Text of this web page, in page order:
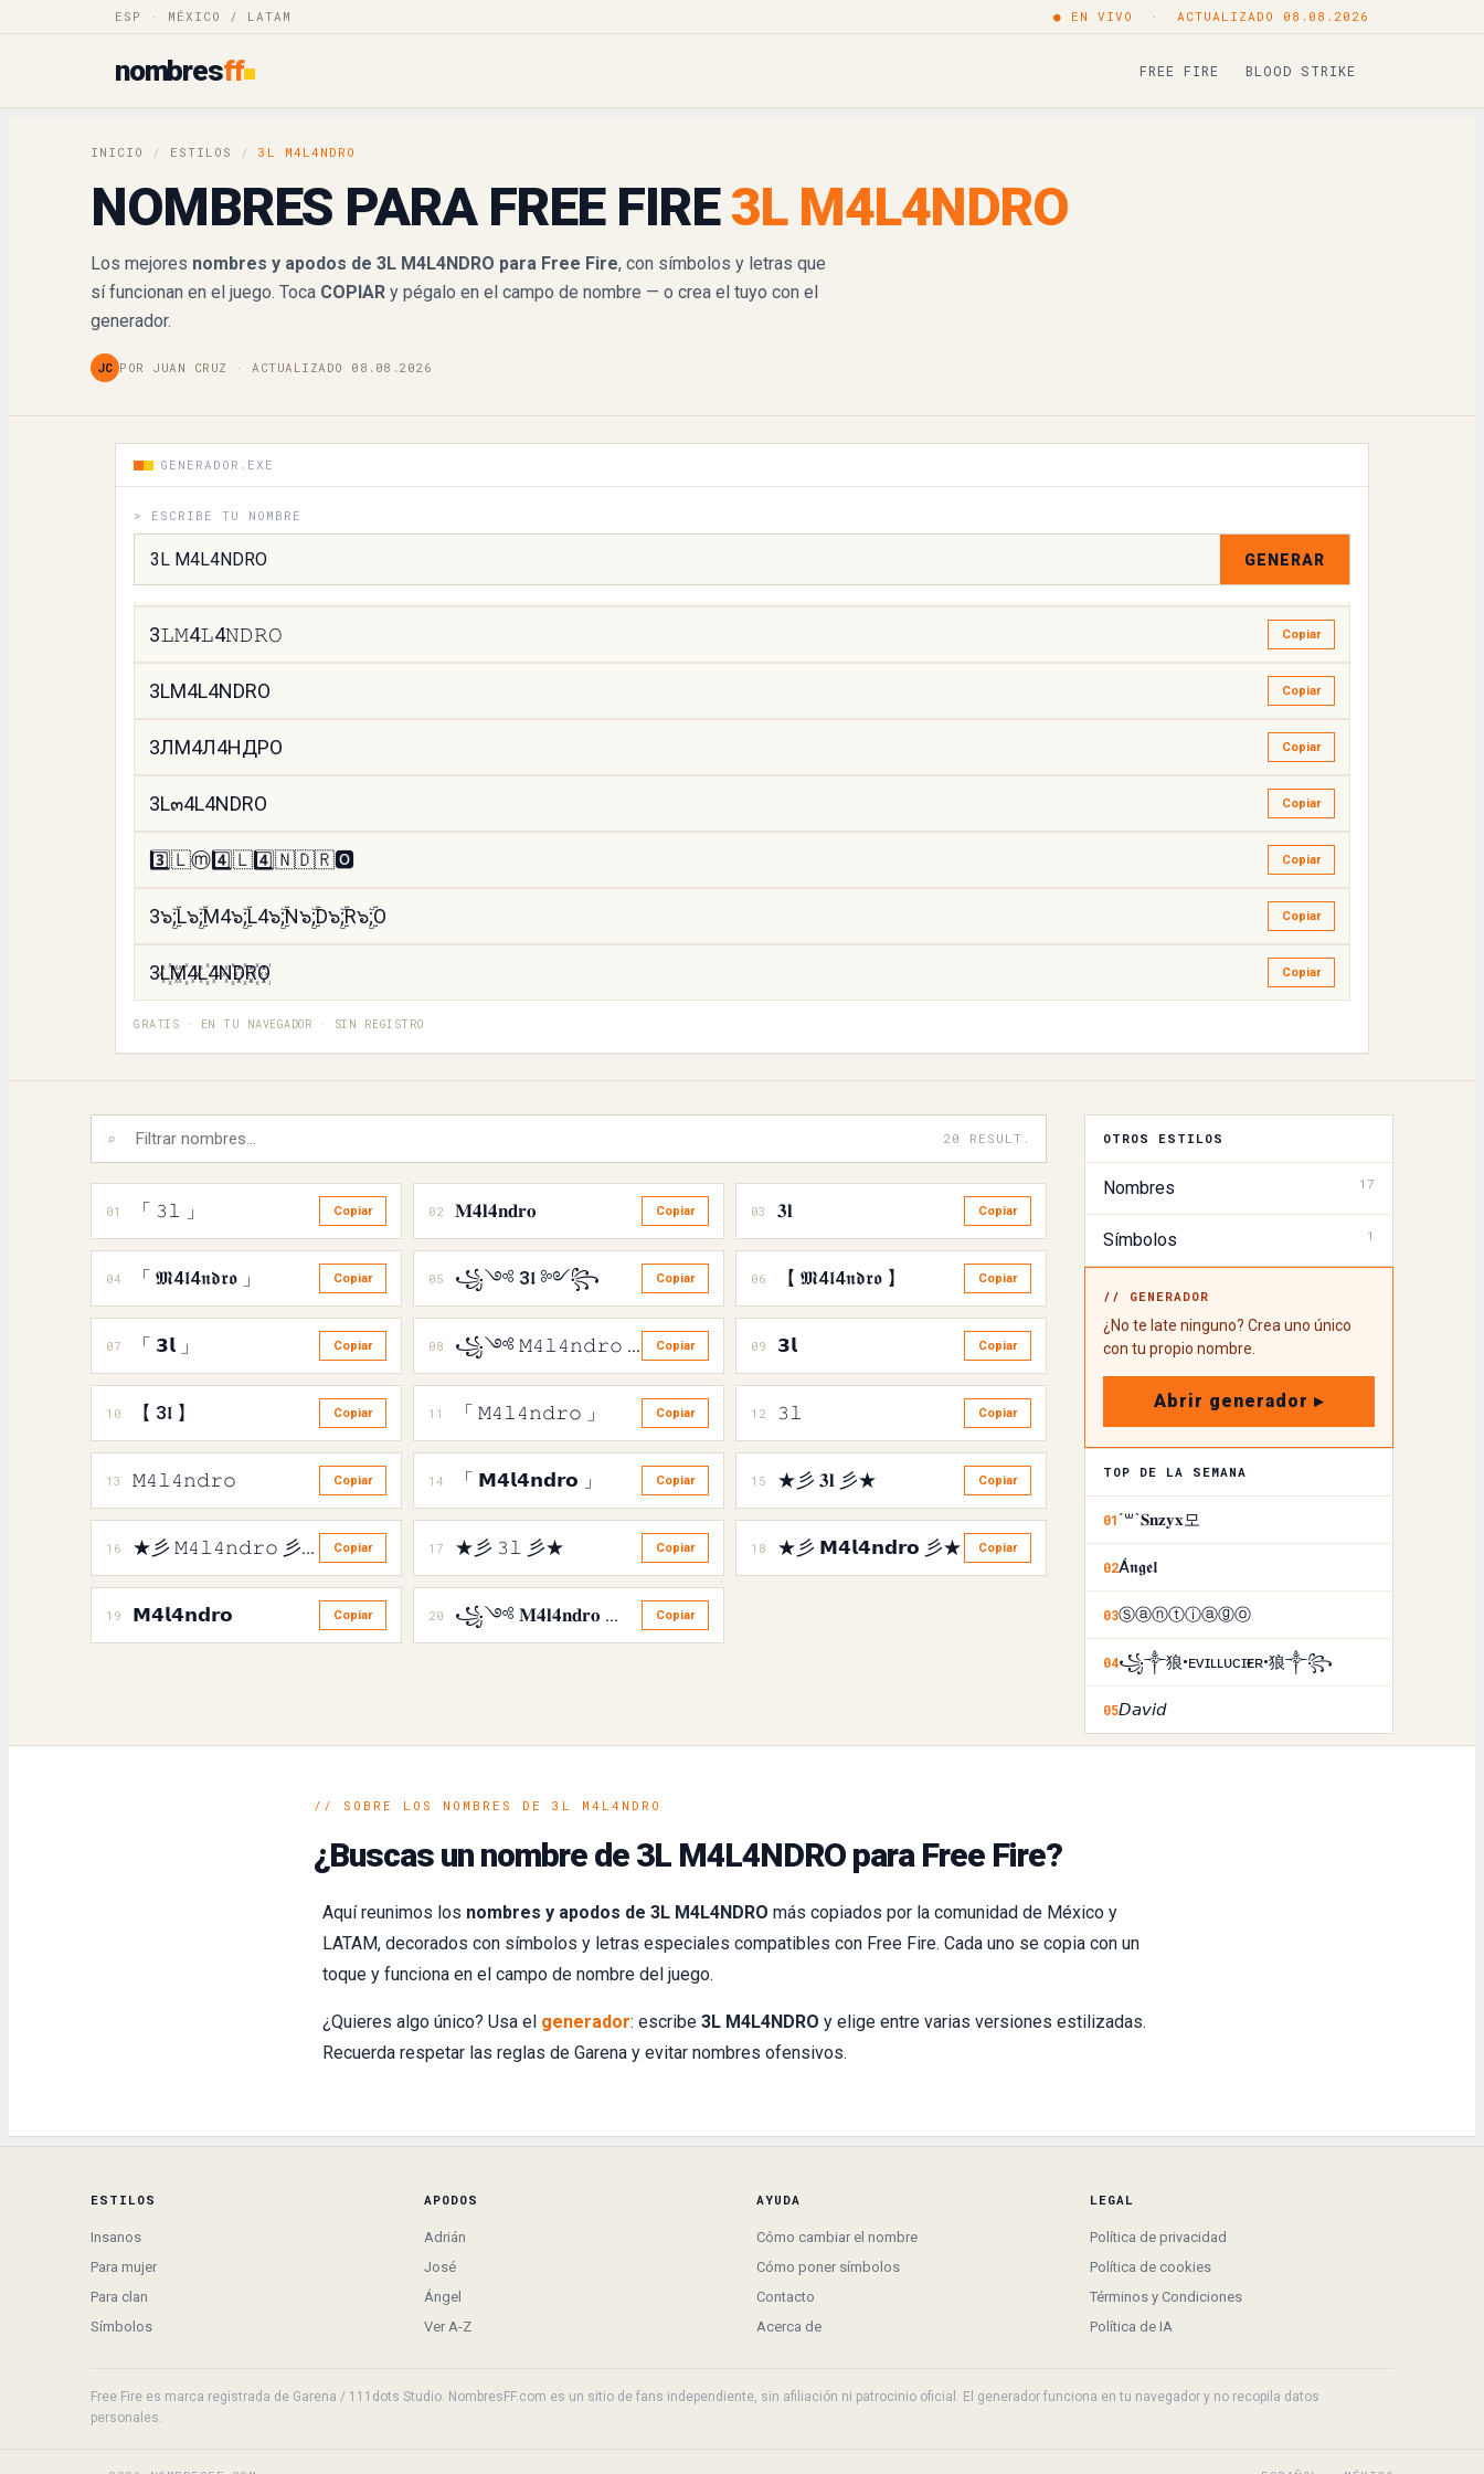
ESP · MÉXICO / LATAM ● EN VIVO · ACTUALIZADO 08.08.2026
nombresff FREE FIRE BLOOD STRIKE
INICIO / ESTILOS / 3L M4L4NDRO
NOMBRES PARA FREE FIRE3L M4L4NDRO
Los mejores nombres y apodos de 3L M4L4NDRO para Free Fire, con símbolos y letras que
sí funcionan en el juego. Toca COPIAR y pégalo en el campo de nombre — o crea el tuyo con el
generador.
JC POR JUAN CRUZ · ACTUALIZADO 08.08.2026
GENERADOR.EXE
> ESCRIBE TU NOMBRE
GENERAR
3𝔏𝔐4𝔏4𝔑𝔇ℜ𝔒 Copiar
3𝓛𝓜4𝓛4𝓝𝓓𝓡𝓞 Copiar
𝟛𝕃𝕄𝟜𝕃𝟜ℕ𝔻ℝ𝕆
3𝙇𝙈4𝙇4𝙉𝘿𝙍𝙊
3꒒ꁒ4꒒4ꁹꁕ꒓ꆂ
3꒒ꂵ4꒒4ꋊ꒯ꋪꄲ
3𝙻𝙼4𝙻4𝙽𝙳𝚁𝙾 Copiar
3LM4L4NDRO Copiar
3ЛМ4Л4НДРО Copiar
3L๓4L4NDRO Copiar
3️⃣🇱ⓜ️4️⃣🇱4️⃣🇳🇩🇷🅾️ Copiar
3๖ۣۜ;L๖ۣۜ;M4๖ۣۜ;L4๖ۣۜ;N๖ۣۜ;D๖ۣۜ;R๖ۣۜ;O Copiar
3L꙰M꙰4L꙰4N꙰D꙰R꙰O꙰ Copiar
GRATIS · EN TU NAVEGADOR · SIN REGISTRO
⌕ 20 RESULT.
01 「 𝟹𝚕 」 Copiar 02 𝐌𝟒𝐥𝟒𝐧𝐝𝐫𝐨 Copiar 03 𝟑𝐥 Copiar
04 「 𝕸4𝖑4𝖓𝖉𝖗𝖔 」 Copiar 05 ꧁༺ 3𝖑 ༻꧂ Copiar 06 【 𝕸4𝖑4𝖓𝖉𝖗𝖔 】 Copiar
07 「 𝟯𝗹 」 Copiar 08 ꧁༺ 𝙼𝟺𝚕𝟺𝚗𝚍𝚛𝚘 ༻꧂ Copiar 09 𝟯𝗹 Copiar
10 【 3𝖑 】 Copiar 11 「 𝙼𝟺𝚕𝟺𝚗𝚍𝚛𝚘 」 Copiar 12 𝟹𝚕 Copiar
13 𝙼𝟺𝚕𝟺𝚗𝚍𝚛𝚘 Copiar 14 「 𝗠𝟰𝗹𝟰𝗻𝗱𝗿𝗼 」 Copiar 15 ★彡 𝟑𝐥 彡★ Copiar
16 ★彡 𝙼𝟺𝚕𝟺𝚗𝚍𝚛𝚘 彡★ Copiar 17 ★彡 𝟹𝚕 彡★ Copiar 18 ★彡 𝗠𝟰𝗹𝟰𝗻𝗱𝗿𝗼 彡★ Copiar
19 𝗠𝟰𝗹𝟰𝗻𝗱𝗿𝗼 Copiar 20 ꧁༺ 𝐌𝟒𝐥𝟒𝐧𝐝𝐫𝐨 ༻꧂ Copiar
OTROS ESTILOS
Nombres 17
Símbolos 1
// GENERADOR
¿No te late ninguno? Crea uno único
con tu propio nombre.
Abrir generador ▸
TOP DE LA SEMANA
01´꒳`𝐒𝐧𝐳𝐲𝐱모
02Á𝖓𝖌𝖊𝖑
03Ⓢⓐⓝⓣⓘⓐⓖⓞ
04꧁༒狼•ᴇᴠɪʟㅤʟᴜᴄɪғᴇʀ•狼༒꧂
05𝘋𝘢𝘷𝘪𝘥
// SOBRE LOS NOMBRES DE 3L M4L4NDRO
¿Buscas un nombre de 3L M4L4NDRO para Free Fire?
Aquí reunimos los nombres y apodos de 3L M4L4NDRO más copiados por la comunidad de México y
LATAM, decorados con símbolos y letras especiales compatibles con Free Fire. Cada uno se copia con un
toque y funciona en el campo de nombre del juego.
¿Quieres algo único? Usa el generador: escribe 3L M4L4NDRO y elige entre varias versiones estilizadas.
Recuerda respetar las reglas de Garena y evitar nombres ofensivos.
ESTILOS
Insanos
Para mujer
Para clan
Símbolos
APODOS
Adrián
José
Ángel
Ver A-Z
AYUDA
Cómo cambiar el nombre
Cómo poner símbolos
Contacto
Acerca de
LEGAL
Política de privacidad
Política de cookies
Términos y Condiciones
Política de IA
Free Fire es marca registrada de Garena / 111dots Studio. NombresFF.com es un sitio de fans independiente, sin afiliación ni patrocinio oficial. El generador funciona en tu navegador y no recopila datos
personales.